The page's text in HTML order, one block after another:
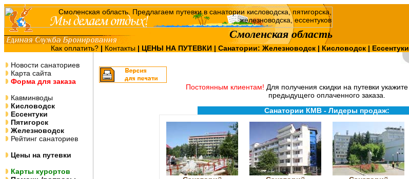
Смоленская область
Как оплатить? | Контакты | ЦЕНЫ НА ПУТЕВКИ| Санатории: Железноводск| Кисловодск | Ессентуки
Новости санаториев
Карта сайта
Форма для заказа
Кавминводы
Кисловодск
Ессентуки
Пятигорск
Железноводск
Рейтинг санаториев
Цены на путевки
Карты курортов
Постоянным клиентам! Для получения скидки на путевки укажите
предыдущего оплаченного заказа.
Санатории КМВ - Лидеры продаж: